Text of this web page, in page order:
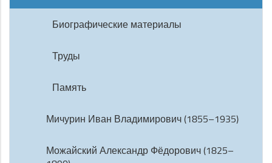
Биографические материалы
Труды
Память
Мичурин Иван Владимирович (1855–1935)
Можайский Александр Фёдорович (1825–